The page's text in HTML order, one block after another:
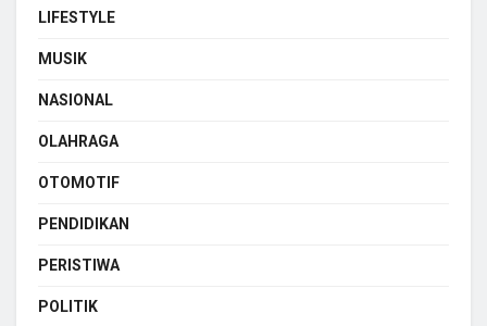
LIFESTYLE
MUSIK
NASIONAL
OLAHRAGA
OTOMOTIF
PENDIDIKAN
PERISTIWA
POLITIK